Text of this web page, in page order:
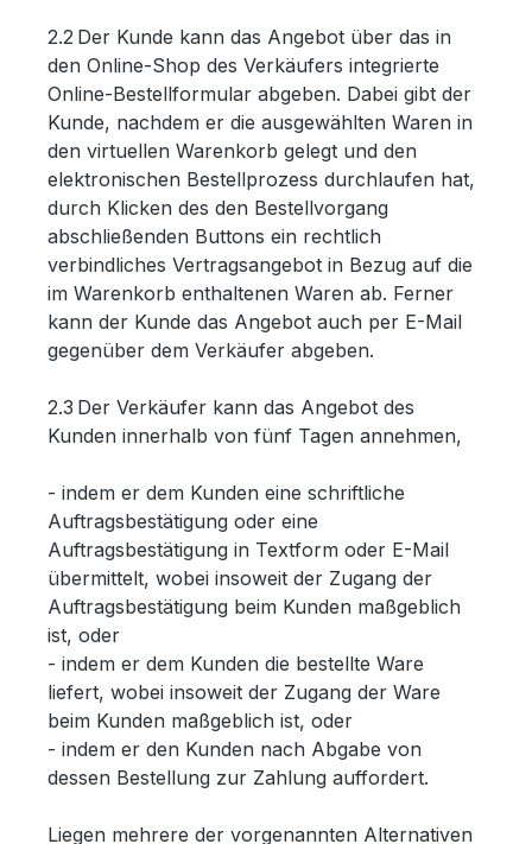
2.2 Der Kunde kann das Angebot über das in
den Online-Shop des Verkäufers integrierte
Online-Bestellformular abgeben. Dabei gibt der
Kunde, nachdem er die ausgewählten Waren in
den virtuellen Warenkorb gelegt und den
elektronischen Bestellprozess durchlaufen hat,
durch Klicken des den Bestellvorgang
abschließenden Buttons ein rechtlich
verbindliches Vertragsangebot in Bezug auf die
im Warenkorb enthaltenen Waren ab. Ferner
kann der Kunde das Angebot auch per E-Mail
gegenüber dem Verkäufer abgeben.
2.3 Der Verkäufer kann das Angebot des
Kunden innerhalb von fünf Tagen annehmen,
- indem er dem Kunden eine schriftliche
Auftragsbestätigung oder eine
Auftragsbestätigung in Textform oder E-Mail
übermittelt, wobei insoweit der Zugang der
Auftragsbestätigung beim Kunden maßgeblich
ist, oder
- indem er dem Kunden die bestellte Ware
liefert, wobei insoweit der Zugang der Ware
beim Kunden maßgeblich ist, oder
- indem er den Kunden nach Abgabe von
dessen Bestellung zur Zahlung auffordert.
Liegen mehrere der vorgenannten Alternativen